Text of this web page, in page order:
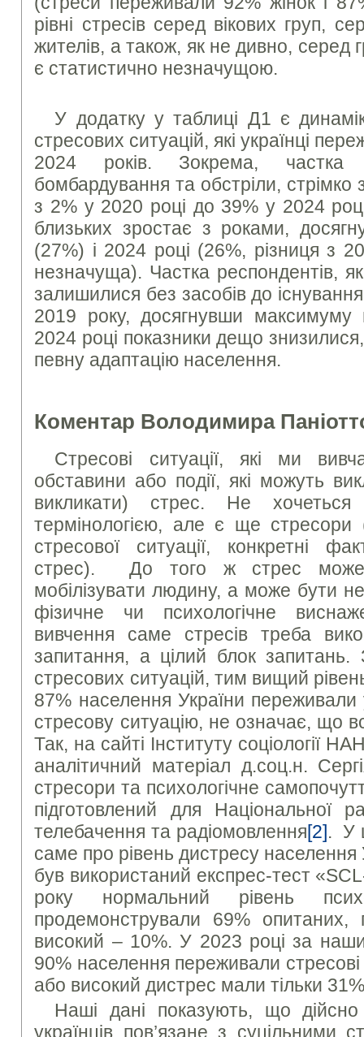
рівні стресів серед вікових груп,
жителів, а також, як не дивно, серед
є статистично незначущою.
У додатку у таблиці Д1 є
стресових ситуацій, які українці
2024 років. Зокрема,
бомбардування та обстріли, стрімко
з 2% у 2020 році до 39% у 2024
близьких зростає з роками,
(27%) і 2024 році (26%, різниця з
незначуща). Частка респондентів,
залишилися без засобів до
2019 року, досягнувши
2024 році показники дещо
певну адаптацію населення.
Коментар Володимира
Стресові ситуації, які ми
обставини або події, які можуть
викликати) стрес. Не хочеться
термінологією, але є ще стресори
стресової ситуації, конкретні
стрес). До того ж стрес може
мобілізувати людину, а може бути
фізичне чи психологічне
вивчення саме стресів треба
запитання, а цілий блок
стресових ситуацій, тим вищий
87% населення України
стресову ситуацію, не означає, що
Так, на сайті Інституту соціології
аналітичний матеріал д.соц.н.
стресори та психологічне
підготовлений для Національної
телебачення та радіомовлення[2]. У
саме про рівень дистресу населення
був використаний експрес-тест
року нормальний рівень
продемонстрували 69%
високий – 10%. У 2023 році за
90% населення переживали стресові
або високий дистрес мали тільки
Наші дані показують, що
українців пов’язане з суцільними